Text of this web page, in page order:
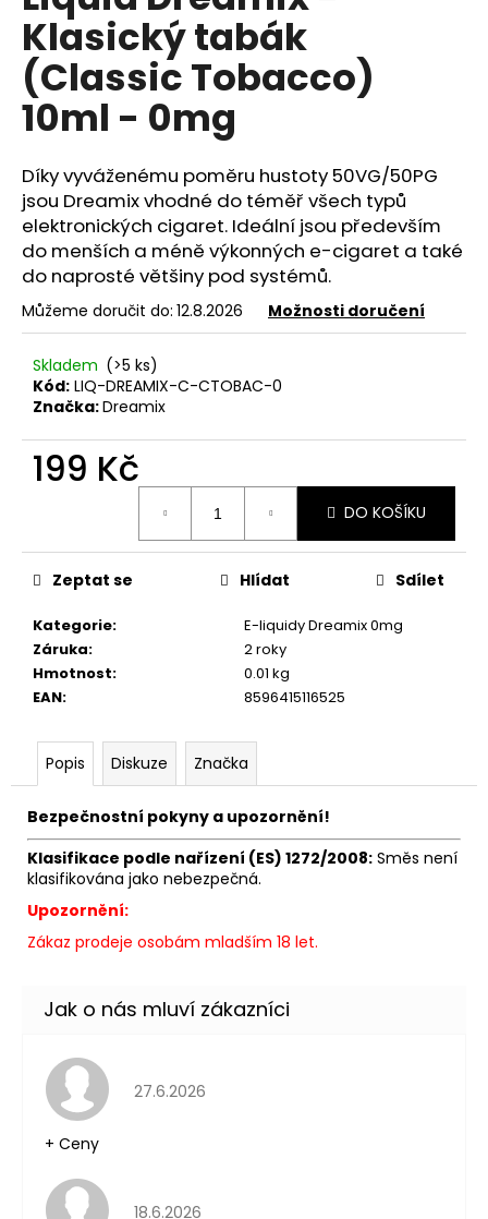
0,0
5
hvězdiček.
Klasický tabák
(Classic Tobacco)
10ml - 0mg
Díky vyváženému poměru hustoty 50VG/50PG
jsou Dreamix vhodné do téměř všech typů
elektronických cigaret. Ideální jsou především
do menších a méně výkonných e-cigaret a také
do naprosté většiny pod systémů.
Můžeme doručit do: 12.8.2026 Možnosti doručení
Skladem (>5 ks)
Kód: LIQ-DREAMIX-C-CTOBAC-0
Značka:Dreamix
199 Kč
DO KOŠÍKU
Kategorie:
E-liquidy Dreamix 0mg
Záruka:
2 roky
Hmotnost:
0.01 kg
EAN: 8596415116525
Zeptat se Hlídat Sdílet
Popis Diskuze Značka
Bezpečnostní pokyny a upozornění!
Klasifikace podle nařízení (ES) 1272/2008: Směs není
klasifikována jako nebezpečná.
Upozornění:
Zákaz prodeje osobám mladším 18 let.
Hodnocení obchodu je 5 z 5 hvězdiček.
27.6.2026
+ Ceny
Hodnocení obchodu je 5 z 5 hvězdiček.
18.6.2026
a
j
í
t
?
HLEDAT
o
p
o
r
u
m
ELF
BAR
20MG
WATERMELON
(VODNÍ
MELOUN)
195
Kč